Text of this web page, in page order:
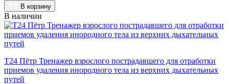
В корзину
В наличии
Т24 Пётр Тренажер взрослого пострадавшего для отработки
приемов удаления инородного тела из верхних дыхательных
путей